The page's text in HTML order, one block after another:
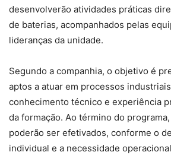
desenvolverão atividades práticas
de baterias, acompanhados pelas
lideranças da unidade.
Segundo a companhia, o objetivo é
aptos a atuar em processos
conhecimento técnico e experiência
da formação. Ao término do
poderão ser efetivados, conforme o
individual e a necessidade